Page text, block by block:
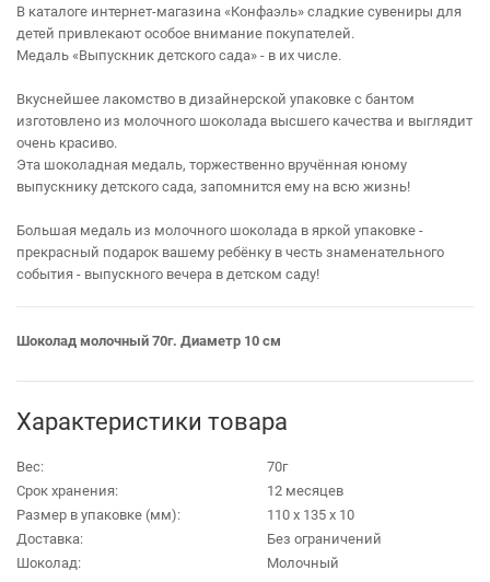
В каталоге интернет-магазина «Конфаэль» сладкие сувениры для
детей привлекают особое внимание покупателей.
Медаль «Выпускник детского сада» - в их числе.
Вкуснейшее лакомство в дизайнерской упаковке с бантом
изготовлено из молочного шоколада высшего качества и выглядит
очень красиво.
Эта шоколадная медаль, торжественно вручённая юному
выпускнику детского сада, запомнится ему на всю жизнь!
Большая медаль из молочного шоколада в яркой упаковке -
прекрасный подарок вашему ребёнку в честь знаменательного
события - выпускного вечера в детском саду!
Шоколад молочный 70г. Диаметр 10 см
Характеристики товара
Вес:
70г
Срок хранения:
12 месяцев
Размер в упаковке (мм):
110 х 135 х 10
Доставка:
Без ограничений
Шоколад:
Молочный